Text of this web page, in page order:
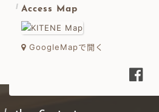
Access Map
GoogleMapで開く